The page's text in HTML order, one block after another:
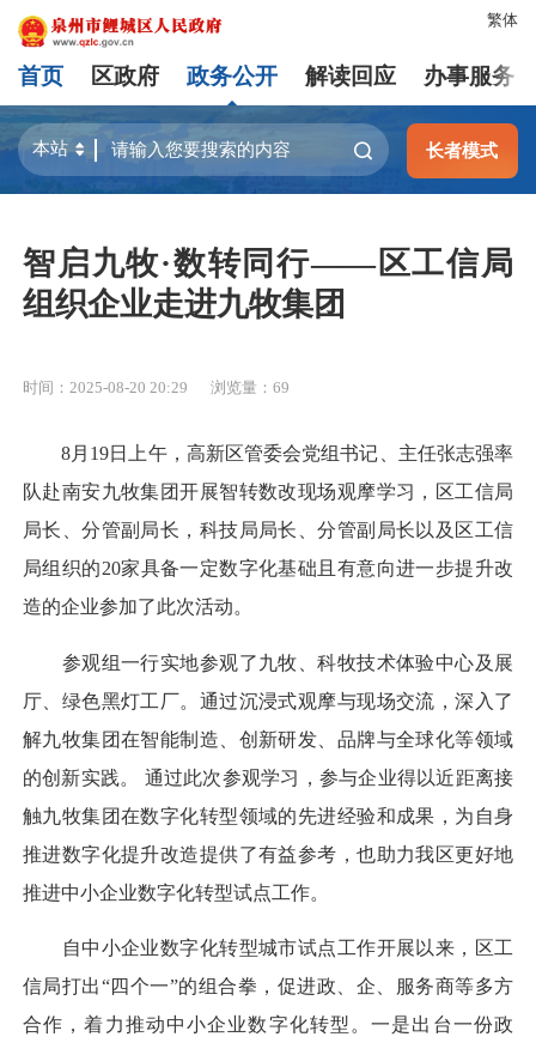
繁体
首页 区政府 政务公开 解读回应 办事服务
长者模式
智启九牧·数转同行——区工信局
组织企业走进九牧集团
时间：2025-08-20 20:29 浏览量： 69
8月19日上午，高新区管委会党组书记、主任张志强率
队赴南安九牧集团开展智转数改现场观摩学习，区工信局
局长、分管副局长，科技局局长、分管副局长以及区工信
局组织的20家具备一定数字化基础且有意向进一步提升改
造的企业参加了此次活动。
参观组一行实地参观了九牧、科牧技术体验中心及展
厅、绿色黑灯工厂。通过沉浸式观摩与现场交流，深入了
解九牧集团在智能制造、创新研发、品牌与全球化等领域
的创新实践。 通过此次参观学习，参与企业得以近距离接
触九牧集团在数字化转型领域的先进经验和成果，为自身
推进数字化提升改造提供了有益参考，也助力我区更好地
推进中小企业数字化转型试点工作。
自中小企业数字化转型城市试点工作开展以来，区工
信局打出“四个一”的组合拳，促进政、企、服务商等多方
合作，着力推动中小企业数字化转型。一是出台一份政